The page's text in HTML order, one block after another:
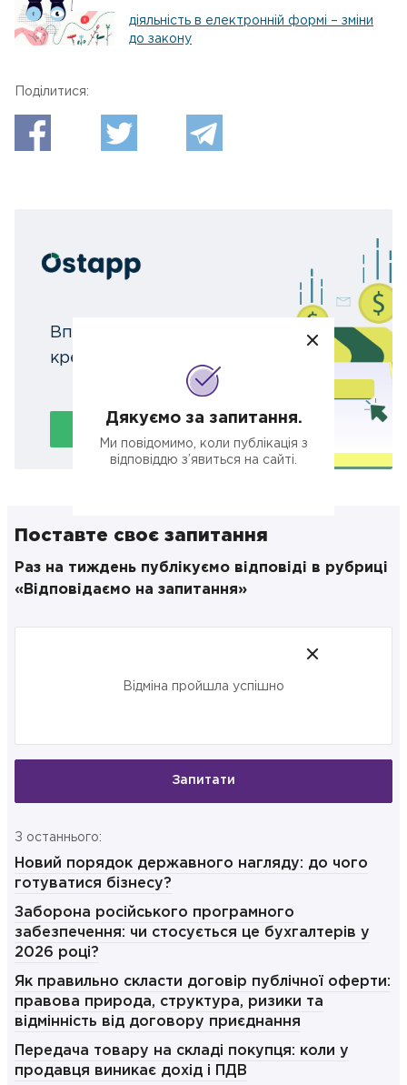
діяльність в електронній формі – зміни
до закону
Поділитися:
Вперше швидкі банківські
кредити для бізнесу онлайн
Подати заявку
Поставте своє запитання
Раз на тиждень публікуємо відповіді в рубриці
«Відповідаємо на запитання»
Запитати
З останнього:
Новий порядок державного нагляду: до чого
готуватися бізнесу?
Заборона російського програмного
забезпечення: чи стосується це бухгалтерів у
2026 році?
Як правильно скласти договір публічної оферти:
правова природа, структура, ризики та
відмінність від договору приєднання
Передача товару на складі покупця: коли у
продавця виникає дохід і ПДВ
Дякуємо за запитання.
Ми повідомимо, коли публікація з
відповіддю з’явиться на сайті.
Відміна пройшла успішно